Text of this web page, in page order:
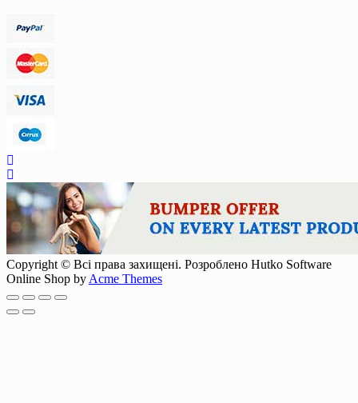
Copyright © Всі права захищені. Розроблено Hutko Software
Online Shop by Acme Themes
Scroll
Up